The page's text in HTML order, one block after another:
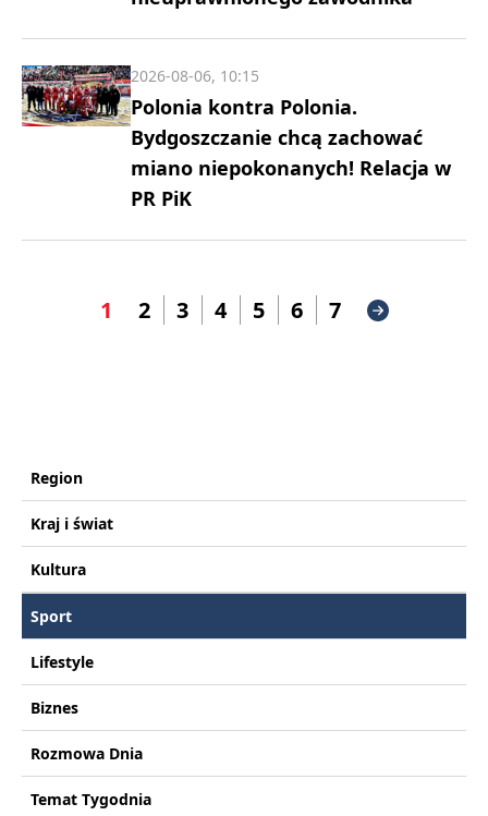
Polonia kontra Polonia.
Bydgoszczanie chcą zachować
miano niepokonanych! Relacja w
PR PiK
2026-08-06, 10:15
1 2 3 4 5 6 7
Region
Kraj i świat
Kultura
Sport
Lifestyle
Biznes
Rozmowa Dnia
Temat Tygodnia